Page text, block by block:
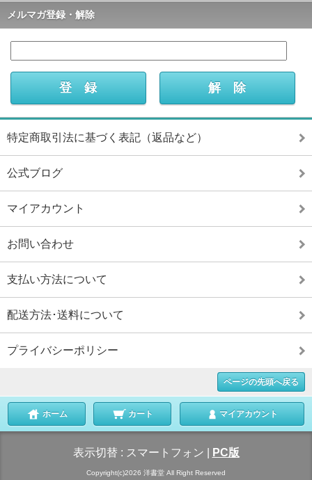
メルマガ登録・解除
特定商取引法に基づく表記（返品など）
公式ブログ
マイアカウント
お問い合わせ
支払い方法について
配送方法･送料について
プライバシーポリシー
ページの先頭へ戻る
ホーム カート マイアカウント
表示切替 : スマートフォン PC版
Copyright(c)2026 洋書堂 All Right Reserved